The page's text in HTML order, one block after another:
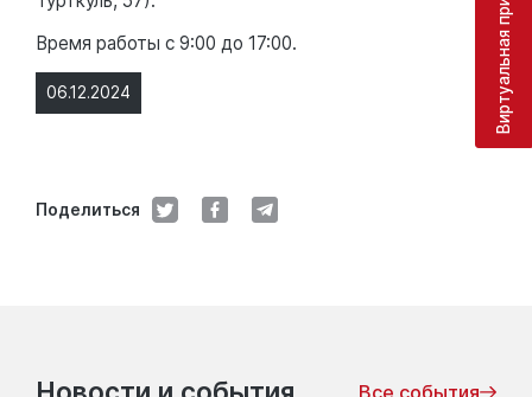
06.12.2024
Поделиться
Время работы с 9:00 до 17:00.
Все события
Виртуальная приёмная